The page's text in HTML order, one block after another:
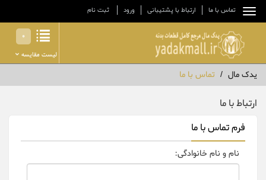
تماس با ما ارتباط با پشتیبانی ورود ثبت نام
0
لیست مقایسه
یدک مال تماس با ما
ارتباط با ما
فرم تماس با ما
نام و نام خانوادگی: